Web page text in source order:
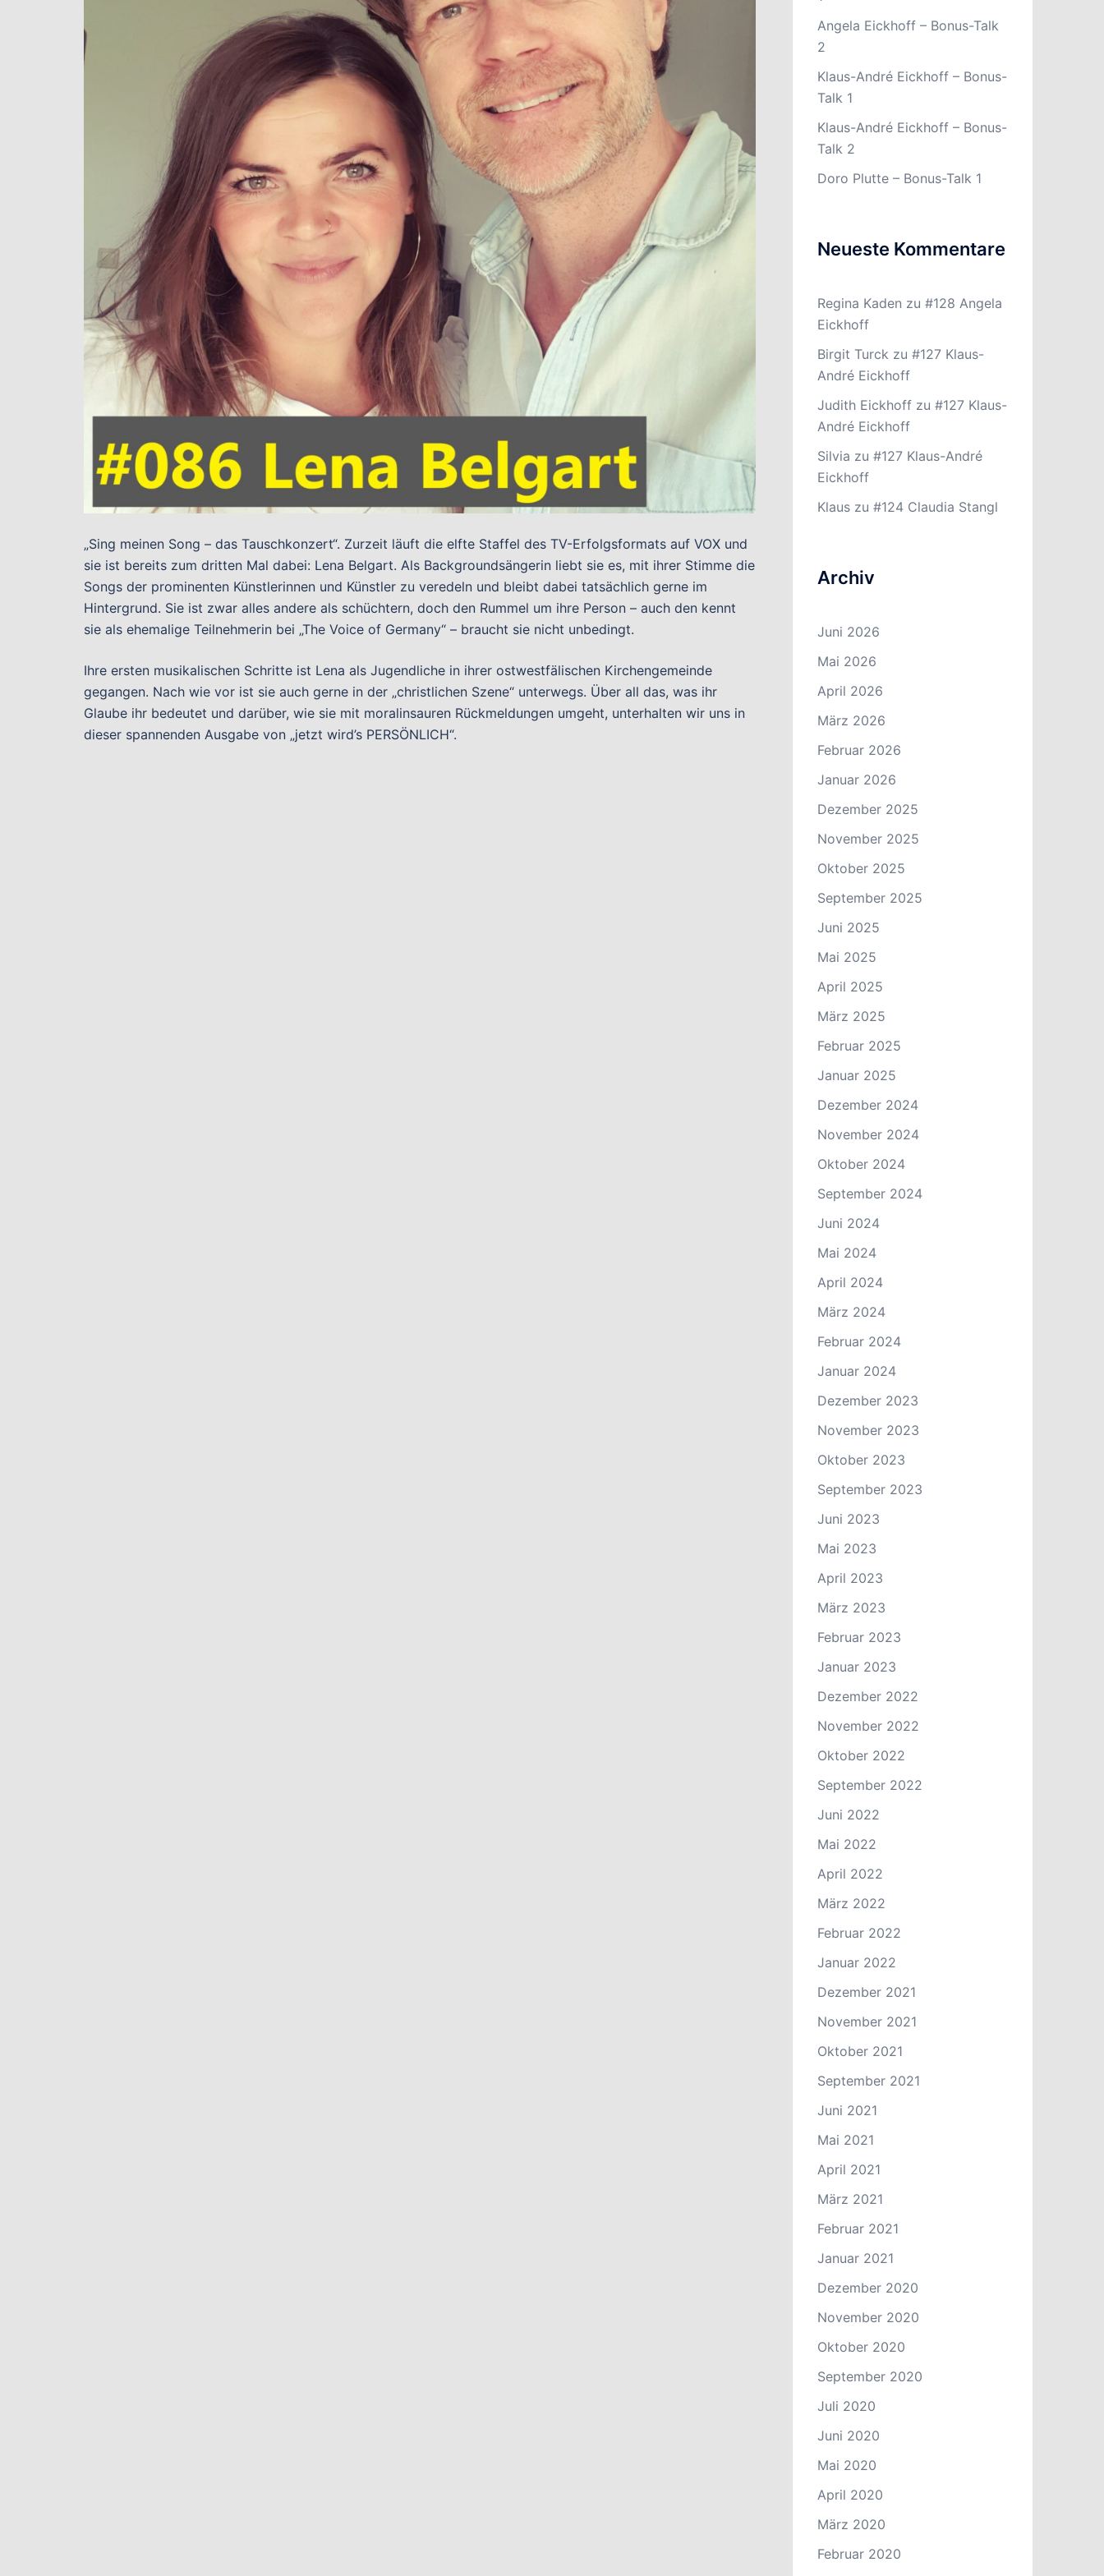
„Sing meinen Song – das Tauschkonzert“. Zurzeit läuft die elfte Staffel des TV-Erfolgsformats auf VOX und
sie ist bereits zum dritten Mal dabei: Lena Belgart. Als Backgroundsängerin liebt sie es, mit ihrer Stimme die
Songs der prominenten Künstlerinnen und Künstler zu veredeln und bleibt dabei tatsächlich gerne im
Hintergrund. Sie ist zwar alles andere als schüchtern, doch den Rummel um ihre Person – auch den kennt
sie als ehemalige Teilnehmerin bei „The Voice of Germany“ – braucht sie nicht unbedingt.
Ihre ersten musikalischen Schritte ist Lena als Jugendliche in ihrer ostwestfälischen Kirchengemeinde
gegangen. Nach wie vor ist sie auch gerne in der „christlichen Szene“ unterwegs. Über all das, was ihr
Glaube ihr bedeutet und darüber, wie sie mit moralinsauren Rückmeldungen umgeht, unterhalten wir uns in
dieser spannenden Ausgabe von „jetzt wird’s PERSÖNLICH“.
Angela Eickhoff – Bonus-Talk
2
Klaus-André Eickhoff – Bonus-
Talk 1
Klaus-André Eickhoff – Bonus-
Talk 2
Doro Plutte – Bonus-Talk 1
Neueste Kommentare
Regina Kaden zu #128 Angela
Eickhoff
Birgit Turck zu #127 Klaus-
André Eickhoff
Judith Eickhoffzu #127 Klaus-
André Eickhoff
Silvia zu #127 Klaus-André
Eickhoff
Klauszu #124 Claudia Stangl
Archiv
Juni 2026
Mai 2026
April 2026
März 2026
Februar 2026
Januar 2026
Dezember 2025
November 2025
Oktober 2025
September 2025
Juni 2025
Mai 2025
April 2025
März 2025
Februar 2025
Januar 2025
Dezember 2024
November 2024
Oktober 2024
September 2024
Juni 2024
Mai 2024
April 2024
März 2024
Februar 2024
Januar 2024
Dezember 2023
November 2023
Oktober 2023
September 2023
Juni 2023
Mai 2023
April 2023
März 2023
Februar 2023
Januar 2023
Dezember 2022
November 2022
Oktober 2022
September 2022
Juni 2022
Mai 2022
April 2022
März 2022
Februar 2022
Januar 2022
Dezember 2021
November 2021
Oktober 2021
September 2021
Juni 2021
Mai 2021
April 2021
März 2021
Februar 2021
Januar 2021
Dezember 2020
November 2020
Oktober 2020
September 2020
Juli 2020
Juni 2020
Mai 2020
April 2020
März 2020
Februar 2020